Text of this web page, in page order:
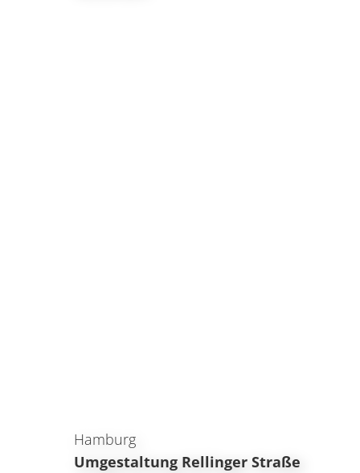
Hamburg
Umgestaltung Rellinger Straße